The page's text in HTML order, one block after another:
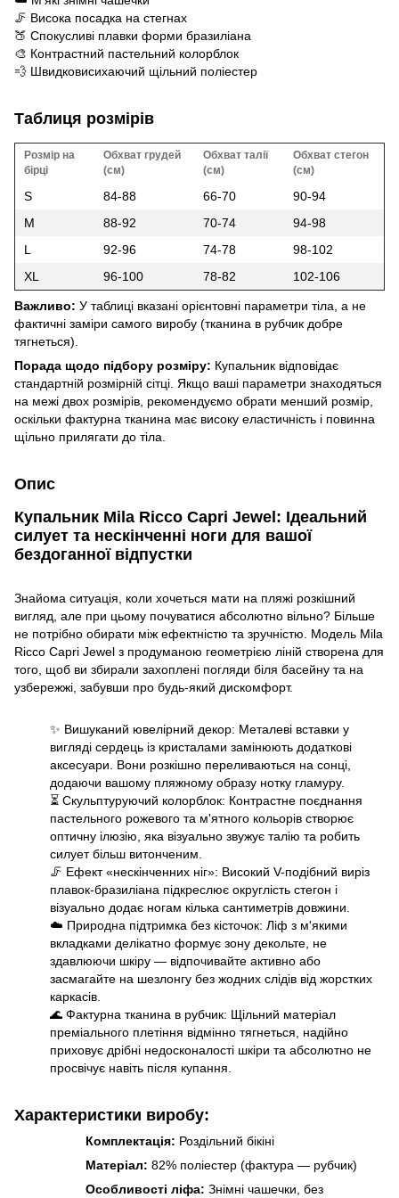
🦵 Висока посадка на стегнах
🍑 Спокусливі плавки форми бразиліана
🎨 Контрастний пастельний колорблок
💨 Швидковисихаючий щільний поліестер
Таблиця розмірів
Розмір на
бірці
Обхват грудей
(см)
Обхват талії
(см)
Обхват стегон
(см)
S 84-88 66-70
90-94
M
88-92 70-74
94-98
L
92-96 74-78
98-102
XL
96-100 78-82 102-106
Важливо: У таблиці вказані орієнтовні параметри тіла, а не
фактичні заміри самого виробу (тканина в рубчик добре
тягнеться).
Порада щодо підбору розміру: Купальник відповідає
стандартній розмірній сітці. Якщо ваші параметри знаходяться
на межі двох розмірів, рекомендуємо обрати менший розмір,
оскільки фактурна тканина має високу еластичність і повинна
щільно прилягати до тіла.
Опис
Купальник Mila Ricco Capri Jewel: Ідеальний
силует та нескінченні ноги для вашої
бездоганної відпустки
Знайома ситуація, коли хочеться мати на пляжі розкішний
вигляд, але при цьому почуватися абсолютно вільно? Більше
не потрібно обирати між ефектністю та зручністю. Модель Mila
Ricco Capri Jewel з продуманою геометрією ліній створена для
того, щоб ви збирали захоплені погляди біля басейну та на
узбережжі, забувши про будь-який дискомфорт.
✨ Вишуканий ювелірний декор: Металеві вставки у
вигляді сердець із кристалами замінюють додаткові
аксесуари. Вони розкішно переливаються на сонці,
додаючи вашому пляжному образу нотку гламуру.
⏳ Скульптуруючий колорблок: Контрастне поєднання
пастельного рожевого та м'ятного кольорів створює
оптичну ілюзію, яка візуально звужує талію та робить
силует більш витонченим.
🦵 Ефект «нескінченних ніг»: Високий V-подібний виріз
плавок-бразиліана підкреслює округлість стегон і
візуально додає ногам кілька сантиметрів довжини.
☁️ Природна підтримка без кісточок: Ліф з м'якими
вкладками делікатно формує зону декольте, не
здавлюючи шкіру — відпочивайте активно або
засмагайте на шезлонгу без жодних слідів від жорстких
каркасів.
🌊 Фактурна тканина в рубчик: Щільний матеріал
преміального плетіння відмінно тягнеться, надійно
приховує дрібні недосконалості шкіри та абсолютно не
просвічує навіть після купання.
Характеристики виробу:
Комплектація: Роздільний бікіні
Матеріал: 82% поліестер (фактура — рубчик)
Особливості ліфа: Знімні чашечки, без